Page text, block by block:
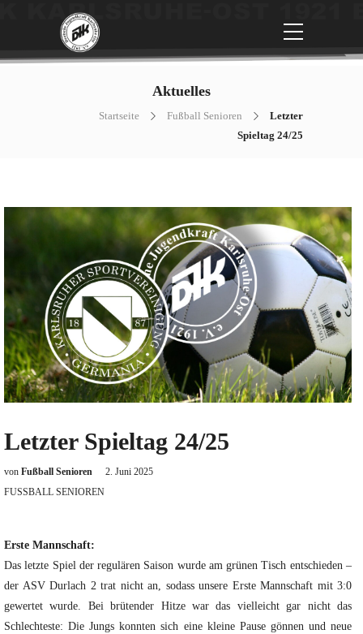
Aktuelles
Startseite Fußball Senioren
Letzter
Spieltag 24/25
Letzter Spieltag 24/25
von Fußball Senioren
2. Juni 2025
FUSSBALL SENIOREN
Erste Mannschaft:
Das letzte Spiel der regulären Saison wurde am grünen Tisch entschieden –
der ASV Durlach 2 trat nicht an, sodass unsere Erste Mannschaft mit 3:0
gewertet wurde. Bei brütender Hitze war das vielleicht gar nicht das
Schlechteste: Die Jungs konnten sich eine kleine Pause gönnen und neue